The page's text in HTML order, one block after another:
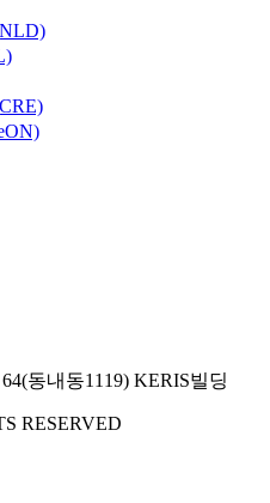
동내동1119) KERIS빌딩
RESERVED